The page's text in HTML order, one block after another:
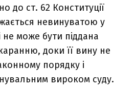
до ст. 62 Конституції
невинуватою у
не може бути піддана
доки її вину не
порядку і
вироком суду.